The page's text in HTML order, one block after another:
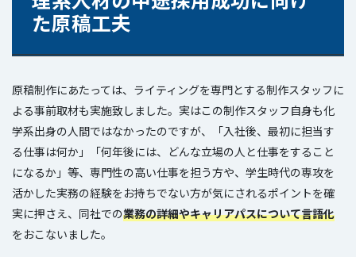
た原稿工夫
原稿制作にあたっては、ライティングを専門とする制作スタッフに
よる事前取材も実施致しました。実はこの制作スタッフ自身も化
学系出身の人間ではなかったのですが、「入社後、最初に担当す
る仕事は何か」「何年後には、どんな立場の人と仕事をすること
になるか」等、専門性の高い仕事を担う方や、学生時代の専攻を
活かした実務の経験をお持ちでない方が気にされるポイントを確
実に押さえ、同社での業務の詳細やキャリアパスについて言語化
をおこないました。